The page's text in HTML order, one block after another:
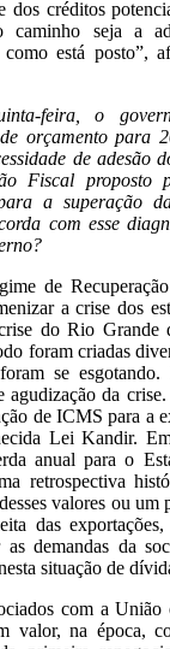
dos créditos
caminho seja a
está posto”,
feira, o
orçamento para
de adesão
Fiscal proposto
a superação
com esse
de
a crise dos
do Rio Grande
foram criadas
se
agudização da
de ICMS para a
Lei Kandir.
anual para o
retrospectiva
valores ou um
das
demandas da
situação de
com a União
valor, na época,